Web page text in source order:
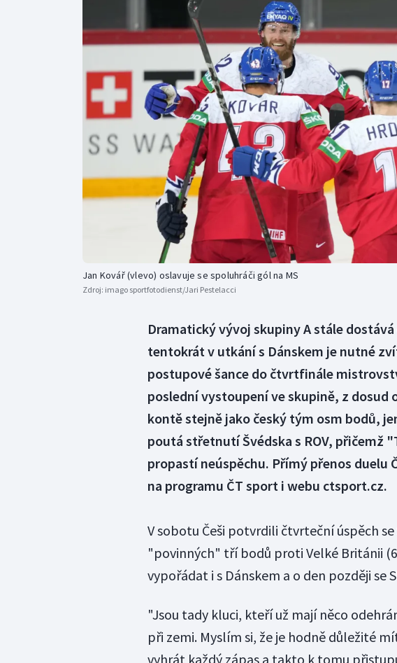
Dostihy
Florbal
Futsal
Golf
Gymnastika
Jan Kovář (vlevo) oslavuje se spoluhráči gól na MS
Zdroj: imago sportfotodienst/Jari Pestelacci
Dramatický vývoj skupiny A stále
tentokrát v utkání s Dánskem je nutné
postupové šance do čtvrtfinále
poslední vystoupení ve skupině, z dosud
kontě stejně jako český tým osm bodů,
poutá střetnutí Švédska s ROV, přičemž
propastí neúspěchu. Přímý přenos duelu
na programu ČT sport i webu ctsport.cz.
V sobotu Češi potvrdili čtvrteční úspěch se
"povinných" tří bodů proti Velké Británii
vypořádat i s Dánskem a o den později se
"Jsou tady kluci, kteří už mají něco
při zemi. Myslím si, že je hodně důležité
vyhrát každý zápas a takto k tomu